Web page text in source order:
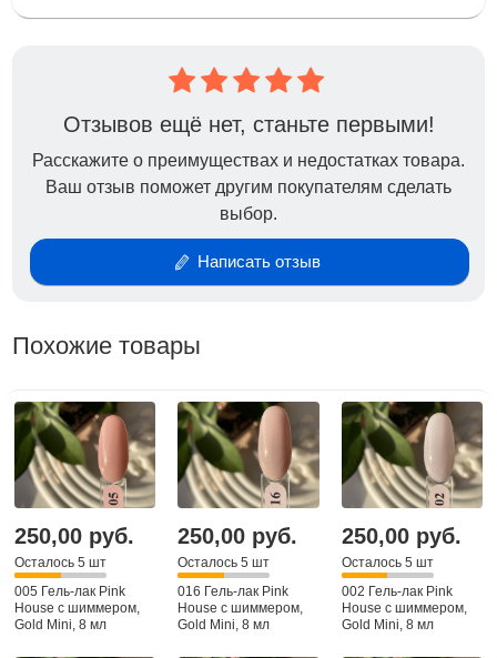
Отзывов ещё нет, станьте первыми!
Расскажите о преимуществах и недостатках товара.
Ваш отзыв поможет другим покупателям сделать
выбор.
Написать отзыв
Похожие товары
250,00 руб.
Осталось 5 шт
005 Гель-лак Pink
House с шиммером,
Gold Mini, 8 мл
250,00 руб.
Осталось 5 шт
016 Гель-лак Pink
House с шиммером,
Gold Mini, 8 мл
250,00 руб.
Осталось 5 шт
002 Гель-лак Pink
House с шиммером,
Gold Mini, 8 мл